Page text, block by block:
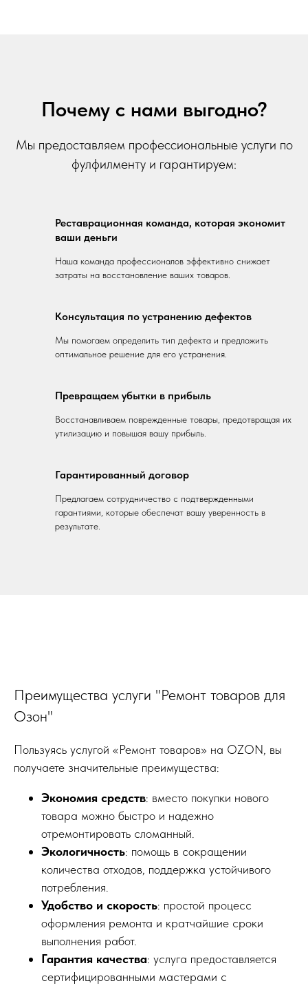
Почему с нами выгодно?
Мы предоставляем профессиональные услуги по
фулфилменту и гарантируем:
Реставрационная команда, которая экономит
ваши деньги
Наша команда профессионалов эффективно снижает
затраты на восстановление ваших товаров.
Консультация по устранению дефектов
Мы помогаем определить тип дефекта и предложить
оптимальное решение для его устранения.
Превращаем убытки в прибыль
Восстанавливаем поврежденные товары, предотвращая их
утилизацию и повышая вашу прибыль.
Гарантированный договор
Предлагаем сотрудничество с подтвержденными
гарантиями, которые обеспечат вашу уверенность в
результате.
Преимущества услуги "Ремонт товаров для
Озон"
Пользуясь услугой «Ремонт товаров» на OZON, вы
получаете значительные преимущества:
Экономия средств: вместо покупки нового
товара можно быстро и надежно
отремонтировать сломанный.
Экологичность: помощь в сокращении
количества отходов, поддержка устойчивого
потребления.
Удобство и скорость: простой процесс
оформления ремонта и кратчайшие сроки
выполнения работ.
Гарантия качества: услуга предоставляется
сертифицированными мастерами с